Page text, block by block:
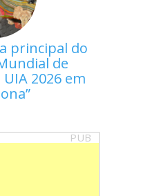
principal do
de
2026 em
PUB